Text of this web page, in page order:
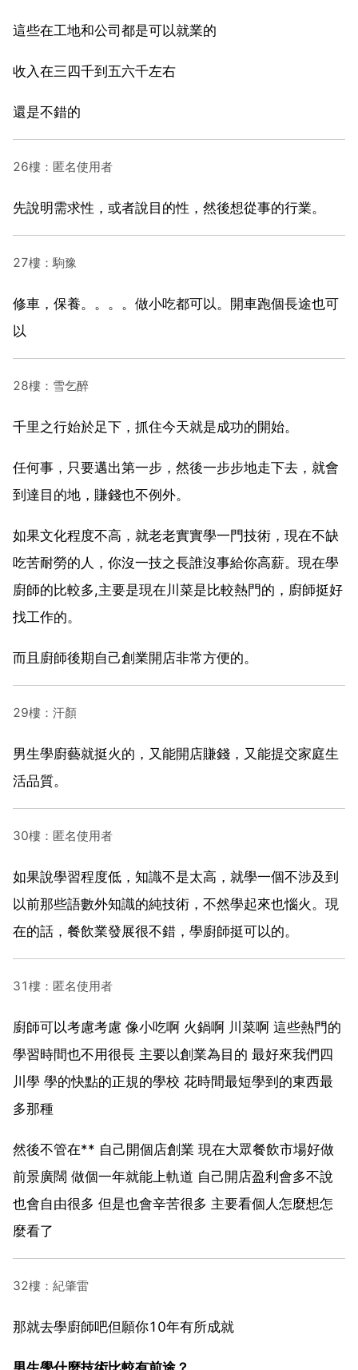
這些在工地和公司都是可以就業的
收入在三四千到五六千左右
還是不錯的
26樓：匿名使用者
先說明需求性，或者說目的性，然後想從事的行業。
27樓：駒豫
修車，保養。。。。做小吃都可以。開車跑個長途也可
以
28樓：雪乞醉
千里之行始於足下，抓住今天就是成功的開始。
任何事，只要邁出第一步，然後一步步地走下去，就會
到達目的地，賺錢也不例外。
如果文化程度不高，就老老實實學一門技術，現在不缺
吃苦耐勞的人，你沒一技之長誰沒事給你高薪。現在學
廚師的比較多,主要是現在川菜是比較熱門的，廚師挺好
找工作的。
而且廚師後期自己創業開店非常方便的。
29樓：汗顏
男生學廚藝就挺火的，又能開店賺錢，又能提交家庭生
活品質。
30樓：匿名使用者
如果說學習程度低，知識不是太高，就學一個不涉及到
以前那些語數外知識的純技術，不然學起來也惱火。現
在的話，餐飲業發展很不錯，學廚師挺可以的。
31樓：匿名使用者
廚師可以考慮考慮 像小吃啊 火鍋啊 川菜啊 這些熱門的
學習時間也不用很長 主要以創業為目的 最好來我們四
川學 學的快點的正規的學校 花時間最短學到的東西最
多那種
然後不管在** 自己開個店創業 現在大眾餐飲市場好做
前景廣闊 做個一年就能上軌道 自己開店盈利會多不說
也會自由很多 但是也會辛苦很多 主要看個人怎麼想怎
麼看了
32樓：紀肇雷
那就去學廚師吧但願你10年有所成就